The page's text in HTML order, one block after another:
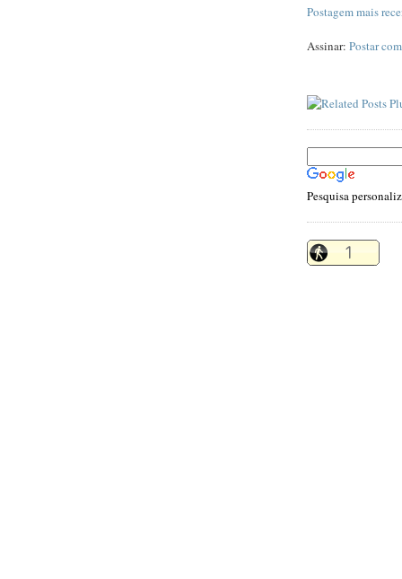
Postagem mais
Assinar: Postar
Pesquisa